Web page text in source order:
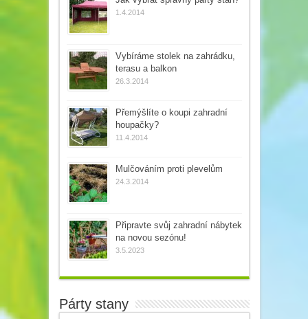
1.4.2014
Vybíráme stolek na zahrádku,
terasu a balkon
26.3.2014
Přemýšlíte o koupi zahradní
houpačky?
11.4.2014
Mulčováním proti plevelům
24.3.2014
Připravte svůj zahradní nábytek
na novou sezónu!
3.5.2023
Párty stany